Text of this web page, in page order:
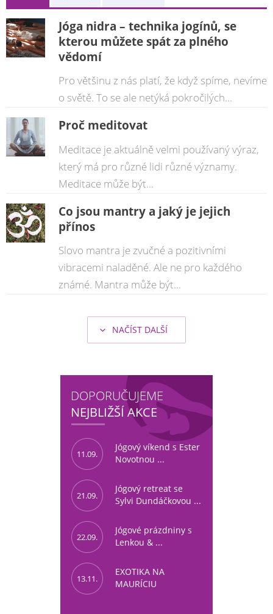
Jóga nidra – technika jogínů, se
kterou můžete spát za plného
vědomí
Pro většinu z nás platí, že když spíme, nevíme
o světě. To se ale netýká pokročilých...
Proč meditovat
Meditace je aktuálně velmi používaný výraz,
který má pro různé lidi různé významy.
Meditace může být...
Co jsou mantry a jaký je jejich
přínos
Slovo mantra je zvučné a pozitivními
vibracemi naladěné. Ale ne pro každého
známé. Mantra může být...
NAČÍST DALŠÍ
DOPORUČUJEME
NEJBLIŽŠÍ AKCE
11.09.
Jógový víkend s Ester
Novotnou ...
21.09.
Jógový retreat se
Sylvi Dundáčkovou ...
22.09.
Jógové prázdniny s
Lenkou & ...
13.11.
EXOTIKA NA
MAURÍCIU